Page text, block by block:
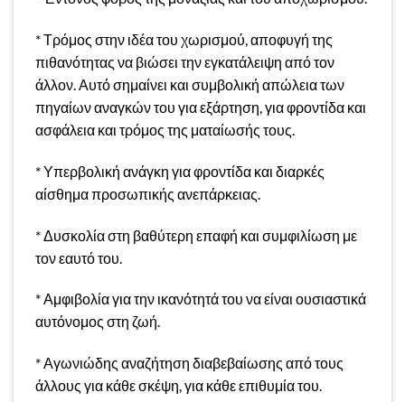
* Τρόμος στην ιδέα του χωρισμού, αποφυγή της
πιθανότητας να βιώσει την εγκατάλειψη από τον
άλλον. Αυτό σημαίνει και συμβολική απώλεια των
πηγαίων αναγκών του για εξάρτηση, για φροντίδα και
ασφάλεια και τρόμος της ματαίωσής τους.
* Υπερβολική ανάγκη για φροντίδα και διαρκές
αίσθημα προσωπικής ανεπάρκειας.
* Δυσκολία στη βαθύτερη επαφή και συμφιλίωση με
τον εαυτό του.
* Αμφιβολία για την ικανότητά του να είναι ουσιαστικά
αυτόνομος στη ζωή.
* Αγωνιώδης αναζήτηση διαβεβαίωσης από τους
άλλους για κάθε σκέψη, για κάθε επιθυμία του.